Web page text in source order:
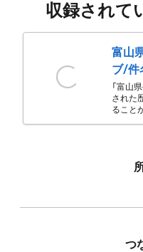
収録されて
富山
ブ/件
「富山
された
ること
つ